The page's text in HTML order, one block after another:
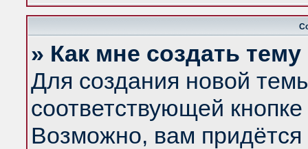
» Как мне создать
Для создания новой
соответствующей
Возможно, вам придётся